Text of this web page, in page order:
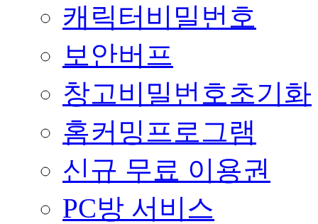
캐릭터비밀번호
보안버프
창고비밀번호초기화
홈커밍프로그램
신규 무료 이용권
PC방 서비스